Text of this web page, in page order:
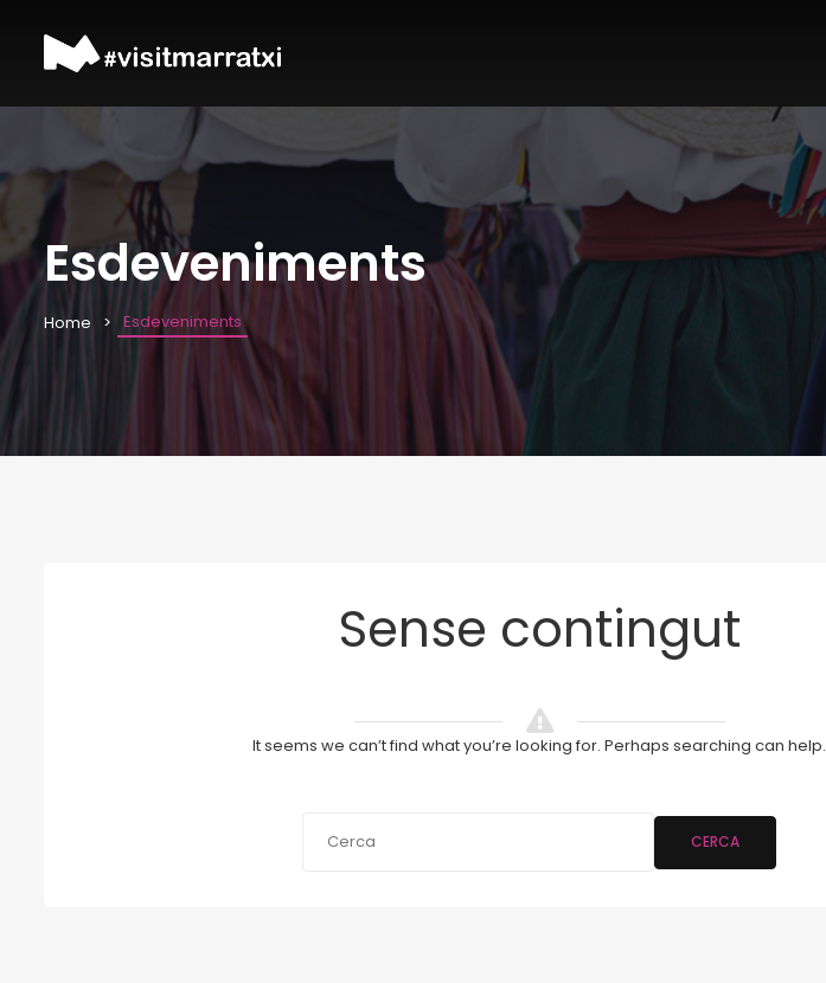
Esdeveniments
Home Esdeveniments
Sense contingut
It seems we can’t find what you’re looking for. Perhaps searching can help.
CERCA